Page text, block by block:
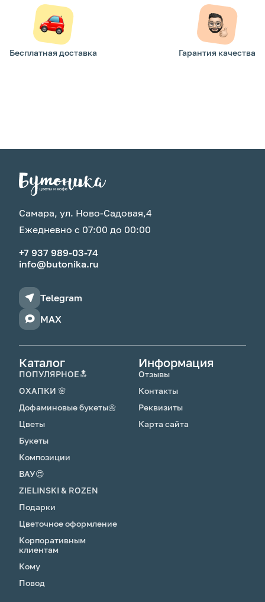
Бесплатная доставка Гарантия качества
Самара, ул. Ново-Садовая,4
Ежедневно с 07:00 до 00:00
+7 937 989-03-74
info@butonika.ru
Telegram
MAX
Каталог
ПОПУЛЯРНОЕ🔝
ОХАПКИ 🌸
Дофаминовые букеты🌼
Цветы
Букеты
Композиции
ВАУ😍
ZIELINSKI & ROZEN
Подарки
Цветочное оформление
Корпоративным
клиентам
Кому
Повод
Информация
Отзывы
Контакты
Реквизиты
Карта сайта